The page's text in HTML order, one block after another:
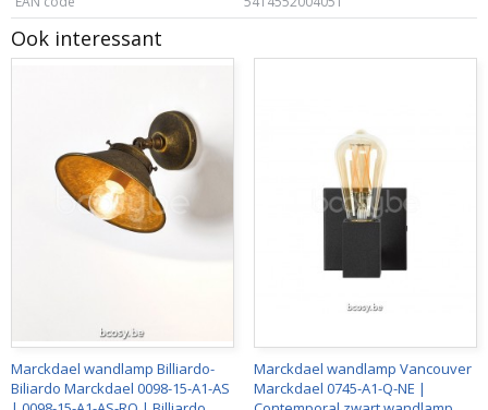
Ook interessant
Marckdael wandlamp Billiardo-
Biliardo Marckdael 0098-15-A1-AS
Marckdael wandlamp Vancouver
Marckdael 0745-A1-Q-NE |